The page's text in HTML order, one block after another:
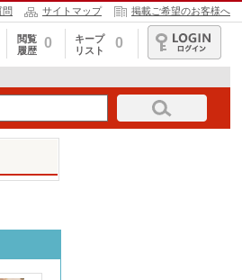
問 サイトマップ 掲載ご希望のお客様へ
閲覧
履歴
0
キープ
リスト
0
ログイン